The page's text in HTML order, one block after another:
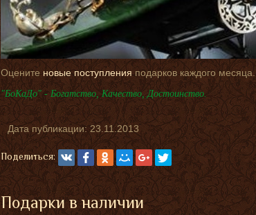
Оценитеновые поступленияподарков каждого месяца.
"БоКаДо" - Богатство, Качество, Достоинство.
Дата публикации:23.11.2013
Поделиться:
Подарки в наличии